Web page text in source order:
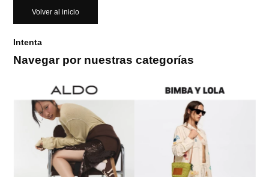
Volver al inicio
Intenta
Navegar por nuestras categorías